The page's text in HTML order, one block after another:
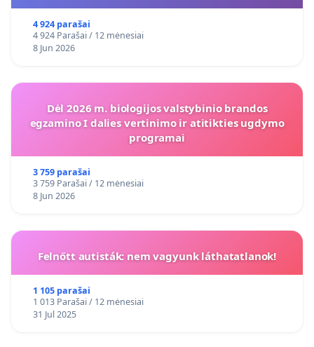
4 924 parašai
4 924 Parašai / 12 mėnesiai
8 Jun 2026
Dėl 2026 m. biologijos valstybinio brandos
egzamino I dalies vertinimo ir atitikties ugdymo
programai
3 759 parašai
3 759 Parašai / 12 mėnesiai
8 Jun 2026
Felnőtt autisták: nem vagyunk láthatatlanok!
1 105 parašai
1 013 Parašai / 12 mėnesiai
31 Jul 2025